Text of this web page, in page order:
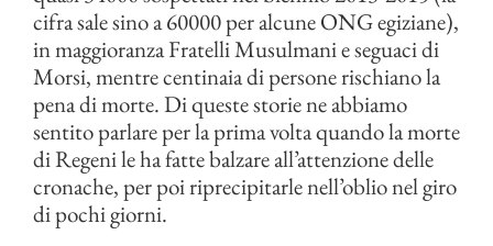
cifra sale sino a 60000 per alcune ONG egiziane),
in maggioranza Fratelli Musulmani e seguaci di
Morsi, mentre centinaia di persone rischiano la
pena di morte. Di queste storie ne abbiamo
sentito parlare per la prima volta quando la morte
di Regeni le ha fatte balzare all’attenzione delle
cronache, per poi riprecipitarle nell’oblio nel giro
di pochi giorni.